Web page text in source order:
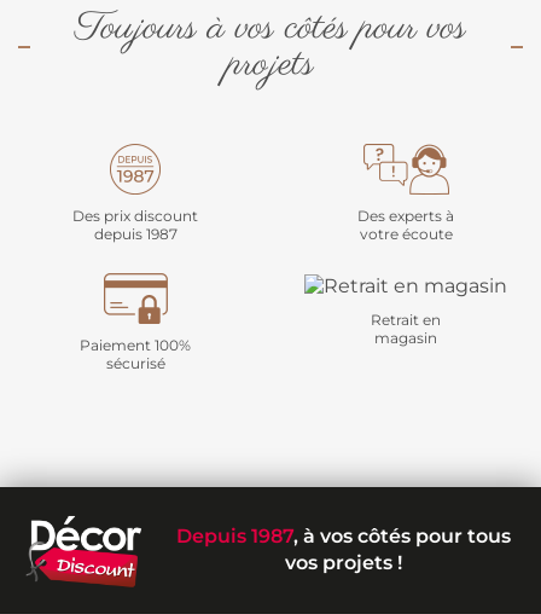
Toujours à vos côtés pour vos
projets
Des prix discount
depuis 1987
Des experts à
votre écoute
Paiement 100%
sécurisé
Retrait en
magasin
Depuis 1987, à vos côtés pour tous
vos projets !